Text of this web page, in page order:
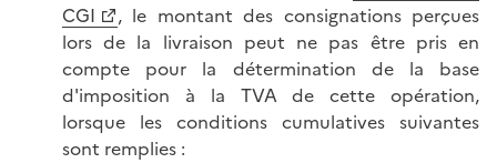
CGI
, le montant des consignations perçues
lors de la livraison peut ne pas être pris en
compte pour la détermination de la base
d'imposition à la TVA de cette opération,
lorsque les conditions cumulatives suivantes
sont remplies :